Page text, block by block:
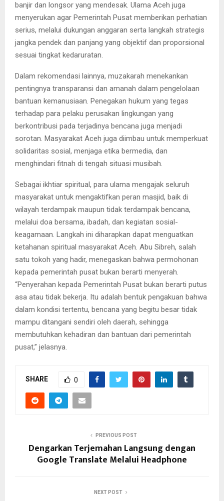
banjir dan longsor yang mendesak. Ulama Aceh juga
menyerukan agar Pemerintah Pusat memberikan perhatian
serius, melalui dukungan anggaran serta langkah strategis
jangka pendek dan panjang yang objektif dan proporsional
sesuai tingkat kedaruratan.
Dalam rekomendasi lainnya, muzakarah menekankan
pentingnya transparansi dan amanah dalam pengelolaan
bantuan kemanusiaan. Penegakan hukum yang tegas
terhadap para pelaku perusakan lingkungan yang
berkontribusi pada terjadinya bencana juga menjadi
sorotan. Masyarakat Aceh juga diimbau untuk memperkuat
solidaritas sosial, menjaga etika bermedia, dan
menghindari fitnah di tengah situasi musibah.
Sebagai ikhtiar spiritual, para ulama mengajak seluruh
masyarakat untuk mengaktifkan peran masjid, baik di
wilayah terdampak maupun tidak terdampak bencana,
melalui doa bersama, ibadah, dan kegiatan sosial-
keagamaan. Langkah ini diharapkan dapat menguatkan
ketahanan spiritual masyarakat Aceh. Abu Sibreh, salah
satu tokoh yang hadir, menegaskan bahwa permohonan
kepada pemerintah pusat bukan berarti menyerah.
“Penyerahan kepada Pemerintah Pusat bukan berarti putus
asa atau tidak bekerja. Itu adalah bentuk pengakuan bahwa
dalam kondisi tertentu, bencana yang begitu besar tidak
mampu ditangani sendiri oleh daerah, sehingga
membutuhkan kehadiran dan bantuan dari pemerintah
pusat,” jelasnya.
SHARE 0
PREVIOUS POST
Dengarkan Terjemahan Langsung dengan
Google Translate Melalui Headphone
NEXT POST